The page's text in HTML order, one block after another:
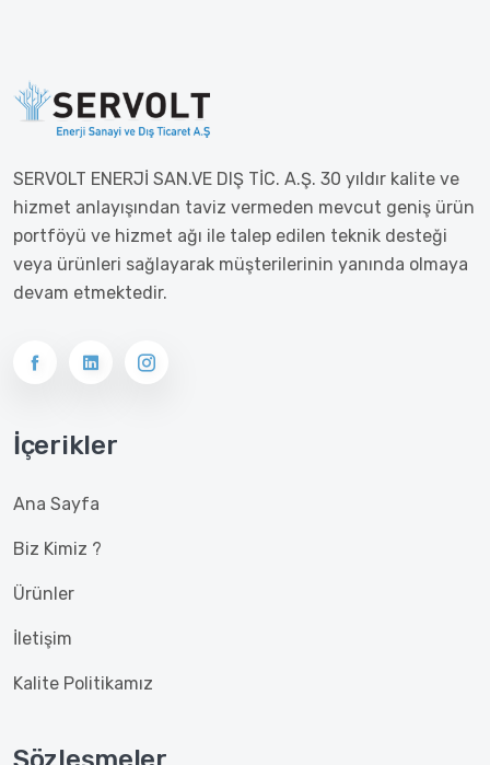
SERVOLT ENERJİ SAN.VE DIŞ TİC. A.Ş. 30 yıldır kalite ve
hizmet anlayışından taviz vermeden mevcut geniş ürün
portföyü ve hizmet ağı ile talep edilen teknik desteği
veya ürünleri sağlayarak müşterilerinin yanında olmaya
devam etmektedir.
İçerikler
Ana Sayfa
Biz Kimiz ?
Ürünler
İletişim
Kalite Politikamız